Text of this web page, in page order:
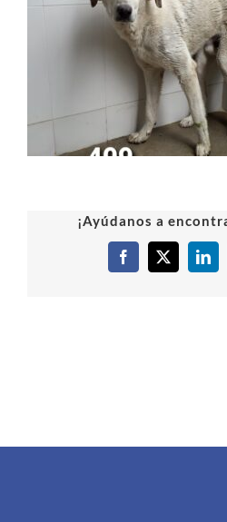
¡Ayúdanos a
Facebook
X